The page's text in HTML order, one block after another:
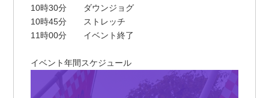
10時30分 ダウンジョグ
10時45分 ストレッチ
11時00分 イベント終了
イベント年間スケジュール